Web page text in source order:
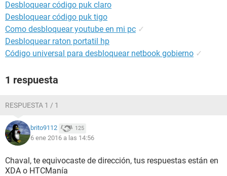
Desbloquear código puk claro
Desbloquear código puk tigo
Como desbloquear youtube en mi pc ✓
Desbloquear raton portatil hp
Código universal para desbloquear netbook gobierno ✓
1 respuesta
RESPUESTA 1 / 1
brito9112 125
6 ene 2016 a las 14:56
Chaval, te equivocaste de dirección, tus respuestas están en
XDA o HTCManía